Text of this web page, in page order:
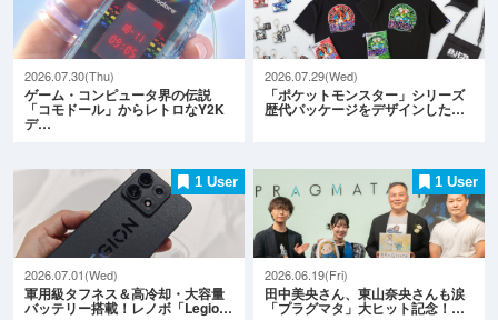
2026.07.30(Thu)
ゲーム・コンピュータ界の伝説
「コモドール」からレトロなY2K
デ…
2026.07.29(Wed)
「ポケットモンスター」シリーズ
歴代パッケージをデザインした…
1 User
2026.07.01(Wed)
軍用級タフネス＆高冷却・大容量
バッテリー搭載！レノボ「Legio…
1 User
2026.06.19(Fri)
田中美央さん、東山奈央さんも涙
「プラグマタ」大ヒット記念！…